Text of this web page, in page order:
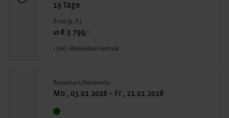
19 Tage
Preis (p. P.)
ab € 3.799,-
• inkl. Akwesidae Festival
Reisestart/Reiseende
Mo., 03.01.2028 – Fr., 21.01.2028